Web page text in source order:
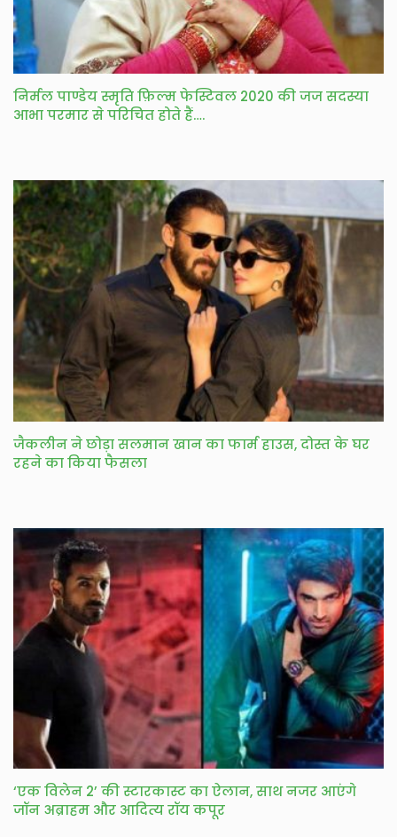
निर्मल पाण्डेय स्मृति फ़िल्म फेस्टिवल 2020 की जज सदस्या
आभा परमार से परिचित होते हैं….
जैकलीन ने छोड़ा सलमान खान का फार्म हाउस, दोस्त के घर
रहने का किया फैसला
‘एक विलेन 2’ की स्टारकास्ट का ऐलान, साथ नजर आएंगे
जॉन अब्राहम और आदित्य रॉय कपूर